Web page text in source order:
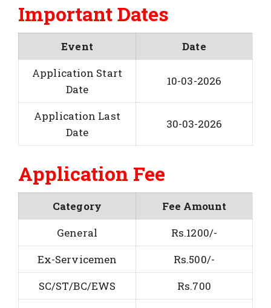
Important Dates
Event
Date
Application Start
Date
10-03-2026
Application Last
Date
30-03-2026
Application Fee
Category
Fee Amount
General
Rs.1200/-
Ex-Servicemen
Rs.500/-
SC/ST/BC/EWS
Rs.700